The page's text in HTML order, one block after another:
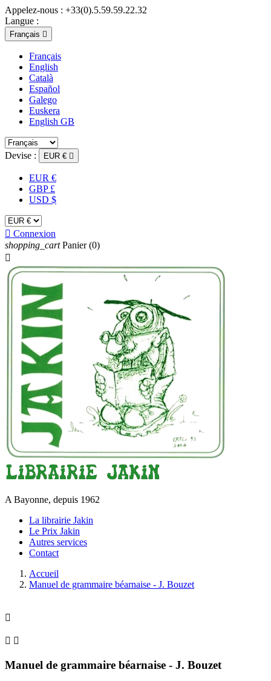
Appelez-nous : +33(0).5.59.59.22.32
Langue :
Français 
Français
English
Català
Español
Galego
Euskera
English GB
Devise : EUR € 
EUR €
GBP £
USD $
 Connexion
shopping_cart Panier (0)

A Bayonne, depuis 1962
La librairie Jakin
Le Prix Jakin
Autres services
Contact
Accueil
Manuel de grammaire béarnaise - J. Bouzet

 
Manuel de grammaire béarnaise - J. Bouzet